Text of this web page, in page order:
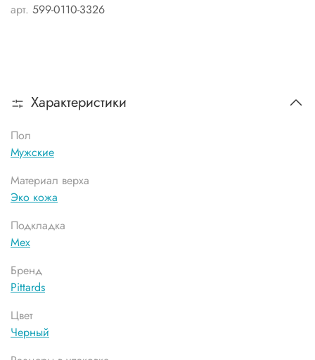
арт. 599-0110-3326
Характеристики
Пол
Мужские
Материал верха
Эко кожа
Подкладка
Мех
Бренд
Pittards
Цвет
Черный